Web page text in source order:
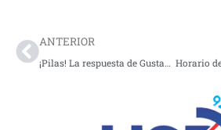
ANTERIOR
¡Pilas! La respuesta de Gustavo Bolívar por los influencers